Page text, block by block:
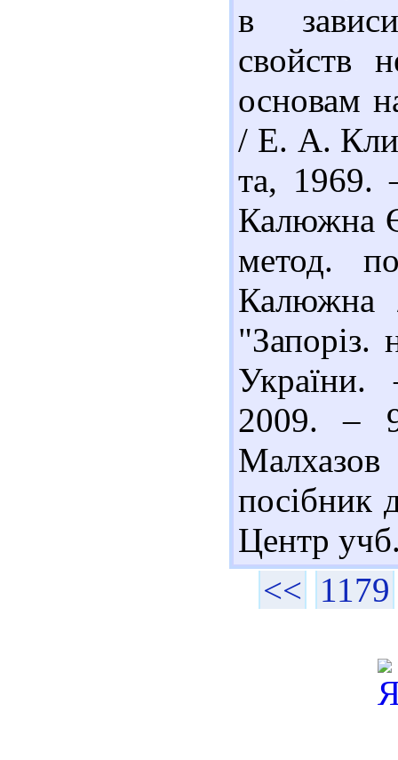
в
свойств
основам
/ Е. А.
та, 1969.
Калюжна
метод.
Калюжна
"Запоріз.
України.
2009. –
Малхазов
посібник
Центр
<< 1179